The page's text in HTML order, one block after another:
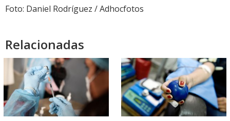
Foto: Daniel Rodríguez / Adhocfotos
Relacionadas